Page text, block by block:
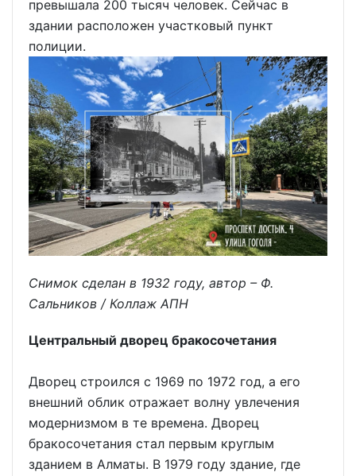
превышала 200 тысяч человек. Сейчас в
здании расположен участковый пункт
полиции.
Снимок сделан в 1932 году, автор – Ф.
Сальников / Коллаж АПН
Центральный дворец бракосочетания
Дворец строился с 1969 по 1972 год, а его
внешний облик отражает волну увлечения
модернизмом в те времена. Дворец
бракосочетания стал первым круглым
зданием в Алматы. В 1979 году здание, где